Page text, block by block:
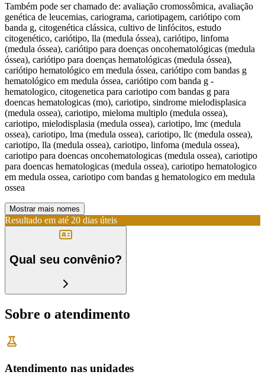
Também pode ser chamado de: avaliação cromossômica, avaliação
genética de leucemias, cariograma, cariotipagem, cariótipo com
banda g, citogenética clássica, cultivo de linfócitos, estudo
citogenético, cariótipo, lla (medula óssea), cariótipo, linfoma
(medula óssea), cariótipo para doenças oncohematológicas (medula
óssea), cariótipo para doenças hematológicas (medula óssea),
cariótipo hematológico em medula óssea, cariótipo com bandas g
hematológico em medula óssea, cariótipo com banda g -
hematologico, citogenetica para cariotipo com bandas g para
doencas hematologicas (mo), cariotipo, sindrome mielodisplasica
(medula ossea), cariotipo, mieloma multiplo (medula ossea),
cariotipo, mielodisplasia (medula ossea), cariotipo, lmc (medula
ossea), cariotipo, lma (medula ossea), cariotipo, llc (medula ossea),
cariotipo, lla (medula ossea), cariotipo, linfoma (medula ossea),
cariotipo para doencas oncohematologicas (medula ossea), cariotipo
para doencas hematologicas (medula ossea), cariotipo hematologico
em medula ossea, cariotipo com bandas g hematologico em medula
ossea
Mostrar mais nomes
Resultado em até 20 dias úteis
Qual seu convênio?
Sobre o atendimento
Atendimento nas unidades